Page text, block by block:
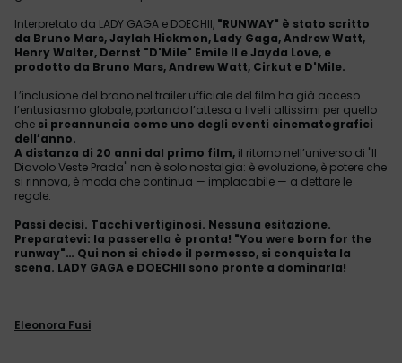
Interpretato da LADY GAGA e DOECHII, "RUNWAY" è stato scritto
da Bruno Mars, Jaylah Hickmon, Lady Gaga, Andrew Watt,
Henry Walter, Dernst "D'Mile" Emile II e Jayda Love, e
prodotto da Bruno Mars, Andrew Watt, Cirkut e D'Mile.
L’inclusione del brano nel trailer ufficiale del film ha già acceso
l’entusiasmo globale, portando l’attesa a livelli altissimi per quello
che si preannuncia come uno degli eventi cinematografici
dell’anno.
A distanza di 20 anni dal primo film, il ritorno nell’universo di "Il
Diavolo Veste Prada" non è solo nostalgia: è evoluzione, è potere che
si rinnova, è moda che continua — implacabile — a dettare le
regole.
Passi decisi. Tacchi vertiginosi. Nessuna esitazione.
Preparatevi: la passerella è pronta! "You were born for the
runway"… Qui non si chiede il permesso, si conquista la
scena. LADY GAGA e DOECHII sono pronte a dominarla!
Eleonora Fusi